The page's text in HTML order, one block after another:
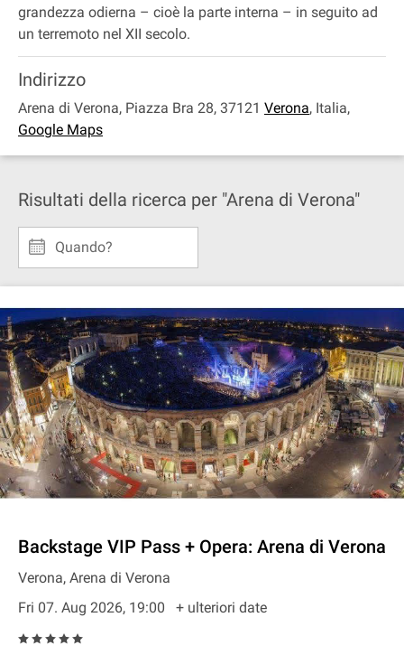
grandezza odierna – cioè la parte interna – in seguito ad
un terremoto nel XII secolo.
Indirizzo
Arena di Verona, Piazza Bra 28, 37121 Verona, Italia,
Google Maps
Risultati della ricerca per "Arena di Verona"
Quando?
Backstage VIP Pass + Opera: Arena di Verona
Verona, Arena di Verona
Fri 07. Aug 2026, 19:00
+ ulteriori date